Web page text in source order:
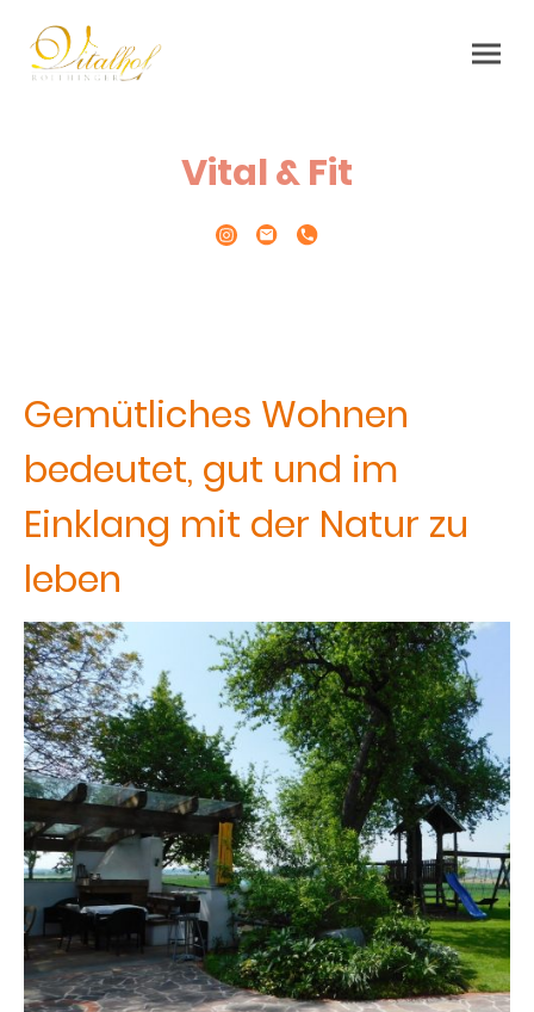
Vital & Fit
Gemütliches Wohnen
bedeutet, gut und im
Einklang mit der Natur zu
leben